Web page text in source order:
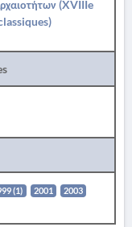
(XVIIIe
(1) 2001
2003